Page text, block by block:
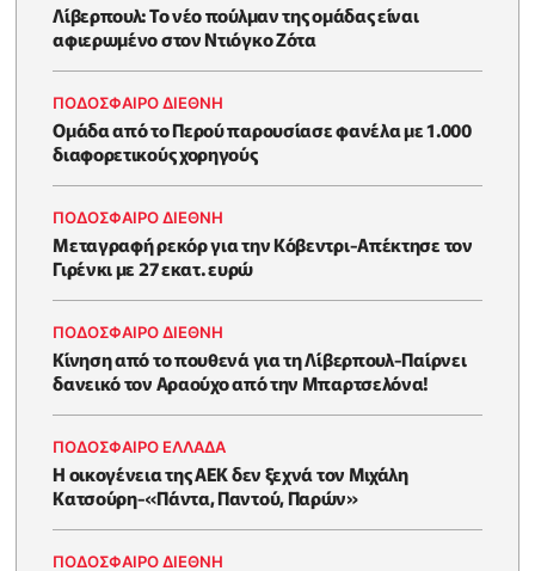
Λίβερπουλ: Το νέο πούλμαν της ομάδας είναι
αφιερωμένο στον Ντιόγκο Ζότα
ΠΟΔΟΣΦΑΙΡΟ ΔΙΕΘΝΗ
Ομάδα από το Περού παρουσίασε φανέλα με 1.000
διαφορετικούς χορηγούς
ΠΟΔΟΣΦΑΙΡΟ ΔΙΕΘΝΗ
Μεταγραφή ρεκόρ για την Κόβεντρι-Απέκτησε τον
Γιρένκι με 27 εκατ. ευρώ
ΠΟΔΟΣΦΑΙΡΟ ΔΙΕΘΝΗ
Kίνηση από το πουθενά για τη Λίβερπουλ-Παίρνει
δανεικό τον Αραούχο από την Μπαρτσελόνα!
ΠΟΔΟΣΦΑΙΡΟ ΕΛΛΑΔΑ
Η οικογένεια της ΑΕΚ δεν ξεχνά τον Μιχάλη
Κατσούρη-«Πάντα, Παντού, Παρών»
ΠΟΔΟΣΦΑΙΡΟ ΔΙΕΘΝΗ